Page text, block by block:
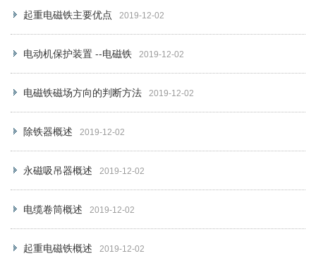
起重电磁铁主要优点 2019-12-02
电动机保护装置 --电磁铁 2019-12-02
电磁铁磁场方向的判断方法 2019-12-02
除铁器概述 2019-12-02
永磁吸吊器概述 2019-12-02
电缆卷筒概述 2019-12-02
起重电磁铁概述 2019-12-02